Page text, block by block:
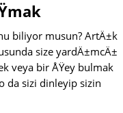
biliyor musun? ArtÄ±k
size yardÄ±mcÄ±
veya bir ÅŸey bulmak
da sizi dinleyip sizin